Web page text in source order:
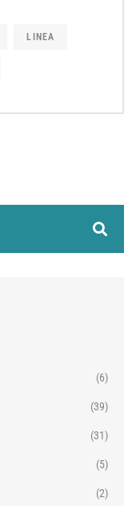
LINEA
(6)
(39)
(31)
(5)
(2)